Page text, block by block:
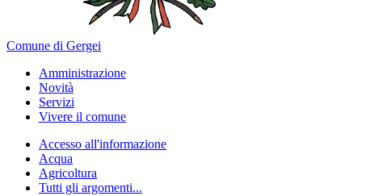
Comune di Gergei
Amministrazione
Novità
Servizi
Vivere il comune
Accesso all'informazione
Acqua
Agricoltura
Tutti gli argomenti...